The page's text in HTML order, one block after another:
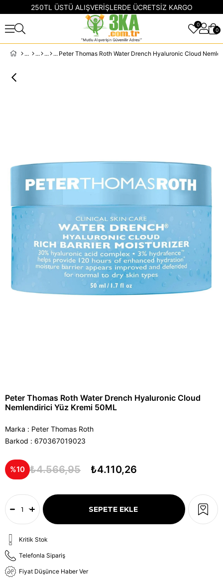
250TL ÜSTÜ ALIŞVERİŞLERDE ÜCRETSİZ KARGO
0
0
Peter Thomas Roth Water Drench Hyaluronic Cloud
Nemlendirici Yüz Kremi 50ML
Marka : Peter Thomas Roth
Barkod : 670367019023
10 ₺4.566,95 ₺4.110,26
Kritik Stok
Telefonla Sipariş
Fiyat Düşünce Haber Ver